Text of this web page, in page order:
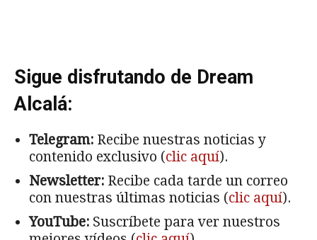
Sigue disfrutando de Dream
Alcalá:
Telegram: Recibe nuestras noticias y
contenido exclusivo (clic aquí).
Newsletter: Recibe cada tarde un correo
con nuestras últimas noticias (clic aquí).
YouTube: Suscríbete para ver nuestros